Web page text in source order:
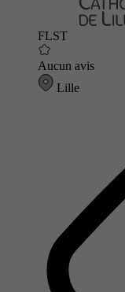
FLST
Aucun avis
Lille